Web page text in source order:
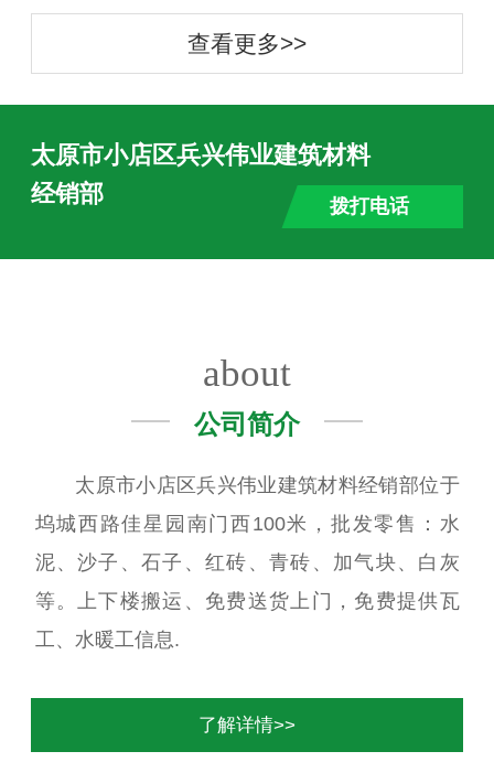
查看更多>>
太原市小店区兵兴伟业建筑材料
经销部
拨打电话
about
公司简介
太原市小店区兵兴伟业建筑材料经销部位于
坞城西路佳星园南门西100米，批发零售：水
泥、沙子、石子、红砖、青砖、加气块、白灰
等。上下楼搬运、免费送货上门，免费提供瓦
工、水暖工信息.
了解详情>>